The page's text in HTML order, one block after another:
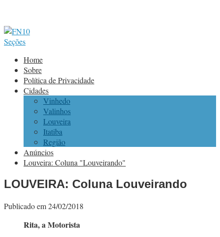
Seções
Home
Sobre
Política de Privacidade
Cidades
Vinhedo
Valinhos
Louveira
Itatiba
Região
Anúncios
Louveira: Coluna "Louveirando"
LOUVEIRA: Coluna Louveirando
Publicado em 24/02/2018
Rita, a Motorista